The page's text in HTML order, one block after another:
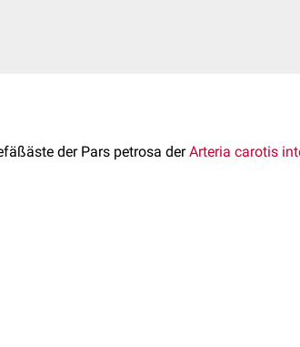
der Pars petrosa derArteria carotis
(ISBN 978-3-13-242091-5), ©